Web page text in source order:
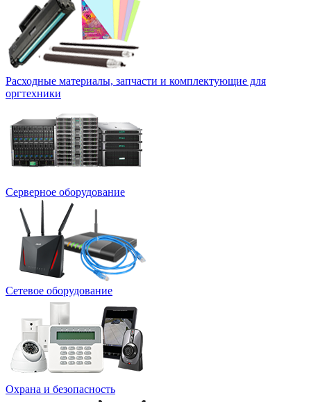
Расходные материалы, запчасти и комплектующие для
оргтехники
Серверное оборудование
Сетевое оборудование
Охрана и безопасность